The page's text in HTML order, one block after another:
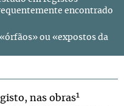
encontrado
ou «expostos da
nas obras1